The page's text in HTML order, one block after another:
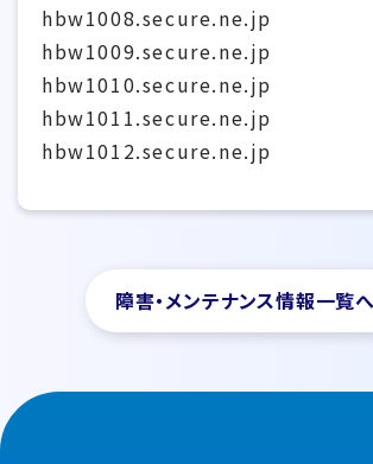
hbw1008.secure.ne.jp
hbw1009.secure.ne.jp
hbw1010.secure.ne.jp
hbw1011.secure.ne.jp
hbw1012.secure.ne.jp
障害・メンテナンス情報一覧へ